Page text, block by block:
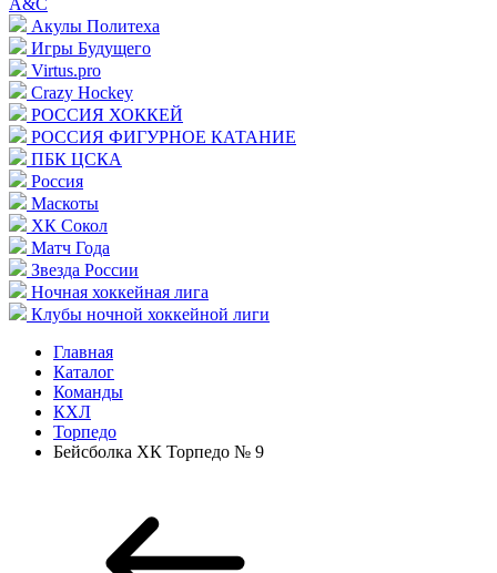
A&C
Акулы Политеха
Игры Будущего
Virtus.pro
Crazy Hockey
РОССИЯ ХОККЕЙ
РОССИЯ ФИГУРНОЕ КАТАНИЕ
ПБК ЦСКА
Россия
Маскоты
ХК Сокол
Матч Года
Звезда России
Ночная хоккейная лига
Клубы ночной хоккейной лиги
Главная
Каталог
Команды
КХЛ
Торпедо
Бейсболка ХК Торпедо № 9